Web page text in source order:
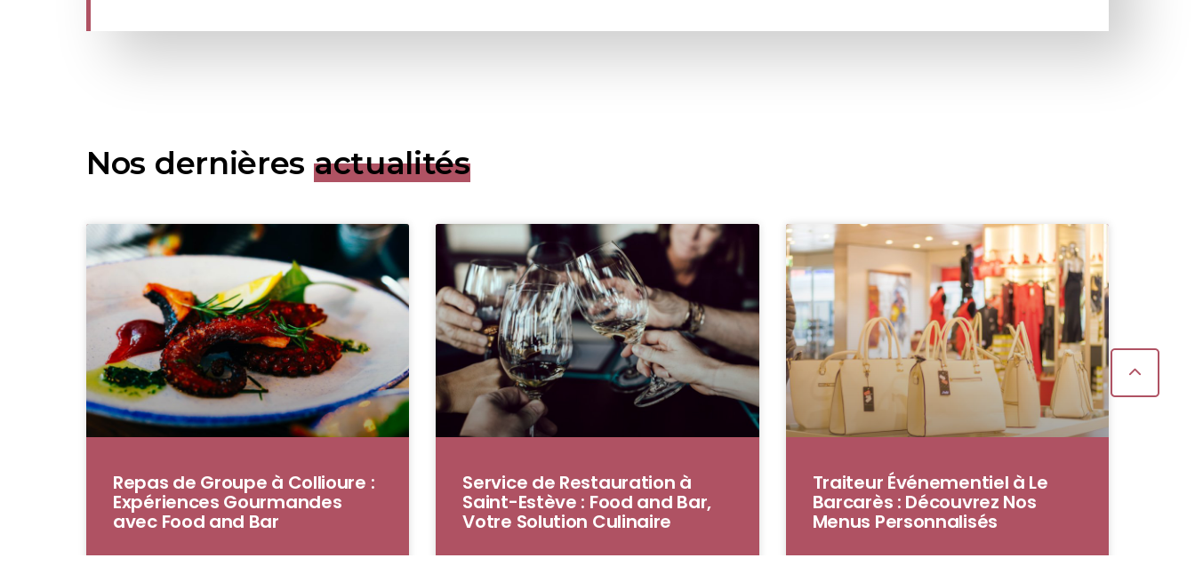
Nos dernières actualités
Repas de Groupe à Collioure :
Expériences Gourmandes
avec Food and Bar
Service de Restauration à
Saint-Estève : Food and Bar,
Votre Solution Culinaire
Traiteur Événementiel à Le
Barcarès : Découvrez Nos
Menus Personnalisés